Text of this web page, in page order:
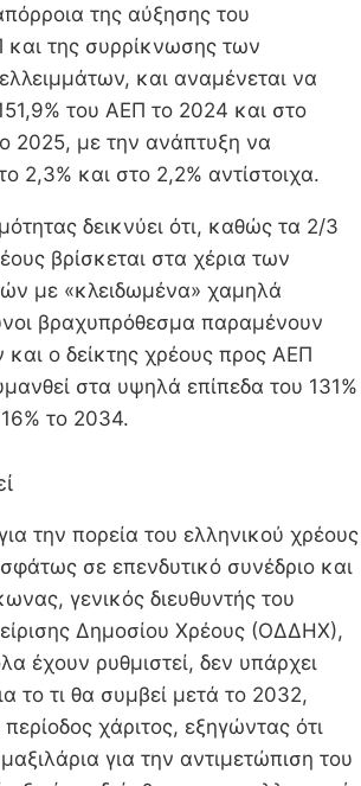
της αύξησης του
της συρρίκνωσης των
και αναμένεται να
του ΑΕΠ το 2024 και στο
2025, με την ανάπτυξη να
2,3% και στο 2,2% αντίστοιχα.
δεικνύει ότι, καθώς τα 2/3
βρίσκεται στα χέρια των
με «κλειδωμένα» χαμηλά
βραχυπρόθεσμα παραμένουν
και ο δείκτης χρέους προς ΑΕΠ
στα υψηλά επίπεδα του 131%
το 2034.
την πορεία του ελληνικού χρέους
σε επενδυτικό συνέδριο και
γενικός διευθυντής του
Δημοσίου Χρέους (ΟΔΔΗΧ),
έχουν ρυθμιστεί, δεν υπάρχει
το τι θα συμβεί μετά το 2032,
χάριτος, εξηγώντας ότι
για την αντιμετώπιση του